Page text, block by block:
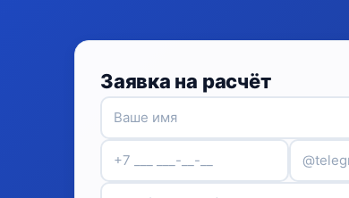
Заявка на расчёт